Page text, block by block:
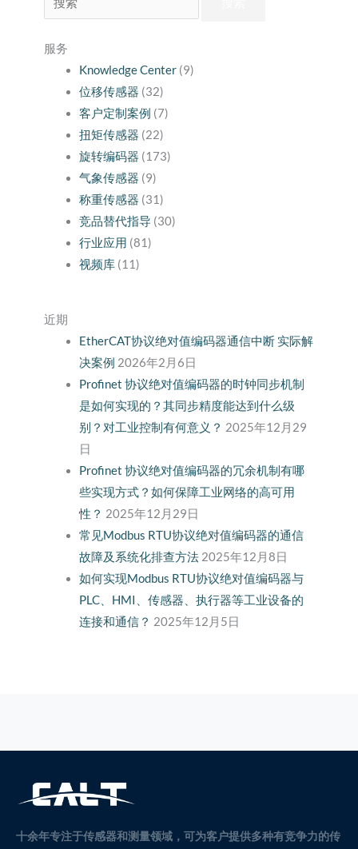
索：
服务
Knowledge Center(9)
位移传感器 (32)
客户定制案例 (7)
扭矩传感器 (22)
旋转编码器 (173)
气象传感器 (9)
称重传感器 (31)
竞品替代指导 (30)
行业应用 (81)
视频库(11)
近期
EtherCAT协议绝对值编码器通信中断 实际解
决案例 2026年2月6日
Profinet 协议绝对值编码器的时钟同步机制
是如何实现的？其同步精度能达到什么级
别？对工业控制有何意义？ 2025年12月29
日
Profinet 协议绝对值编码器的冗余机制有哪
些实现方式？如何保障工业网络的高可用
性？ 2025年12月29日
常见Modbus RTU协议绝对值编码器的通信
故障及系统化排查方法 2025年12月8日
如何实现Modbus RTU协议绝对值编码器与
PLC、HMI、传感器、执行器等工业设备的
连接和通信？ 2025年12月5日
十余年专注于传感器和测量领域，可为客户提供多种有竞争力的传